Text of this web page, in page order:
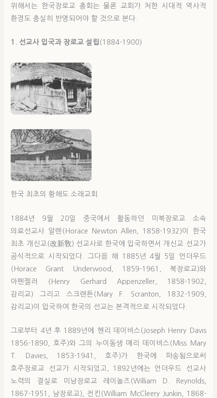
위해서는 한국장로교 총회는 물론 교회가 처한 시대적 역사적
환경도 충실히 반영되어야 할 것으로 본다.
1. 선교사 입국과 장로교 설립 (1884-1900)
한국 최초의 황해도 소래교회
1884년 9월 20일 중국에서 활동하던 미북장로교 소속
의료선교사 알렌(Horace Newton Allen, 1858-1932)이 한국
최초 개신교(改新敎) 선교사로 한국에 입국하면서 개신교 선교가
공식적으로 시작되었다. 그다음 해 1885년 4월 5일 언더우드
(Horace Grant Underwood, 1859-1961, 북장로교)와
아펜젤러 (Henry Gerhard Appenzeller, 1858-1902,
감리교) 그리고 스크랜튼(Mary F. Scranton, 1832-1909,
감리교)이 입국하여 한국의 선교는 본격적으로 시작되었다.
그로부터 4년 후 1889년에 헨리 데이비스(Joseph Henry Davis
1856-1890, 호주)와 그의 누이동생 메리 데이비스(Miss Mary
T. Davies, 1853-1941, 호주)가 한국에 파송됨으로써
호주장로교 선교가 시작되었고, 1892년에는 언더우드 선교사
노력의 결실로 미남장로교 레이놀즈(William D. Reynolds,
1867-1951, 남장로교), 전킨(William McCleery Junkin, 1868-